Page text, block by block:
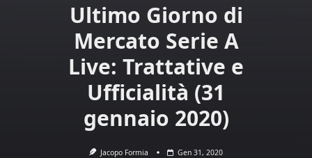
Ultimo Giorno di
Mercato Serie A
Live: Trattative e
Ufficialità (31
gennaio 2020)
Jacopo Formia Gen 31, 2020